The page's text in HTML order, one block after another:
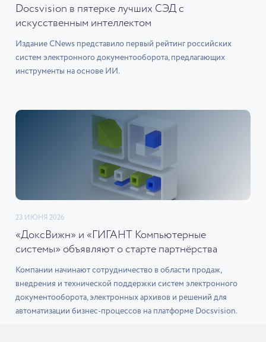
Docsvision в пятерке лучших СЭД с
искусственным интеллектом
Издание CNews представило первый рейтинг российских
систем электронного документооборота, предлагающих
инструменты на основе ИИ.
23 ИЮНЯ 2026
«ДоксВижн» и «ГИГАНТ Компьютерные
системы» объявляют о старте партнёрства
Компании начинают сотрудничество в области продаж,
внедрения и технической поддержки систем электронного
документооборота, электронных архивов и решений для
автоматизации бизнес-процессов на платформе Docsvision.